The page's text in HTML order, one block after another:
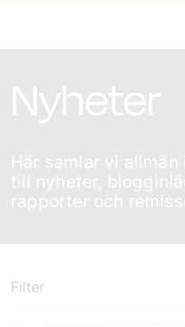
Nyheter
Här samlar vi
till nyheter,
rapporter och
Filter